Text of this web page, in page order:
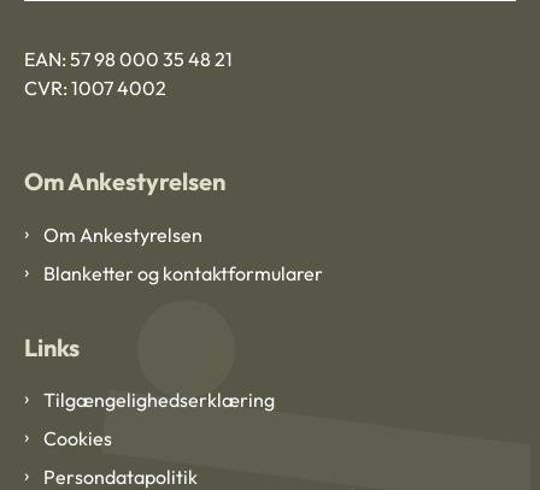
EAN: 57 98 000 35 48 21
CVR: 1007 4002
Om Ankestyrelsen
Om Ankestyrelsen
Blanketter og kontaktformularer
Links
Tilgængelighedserklæring
Cookies
Persondatapolitik